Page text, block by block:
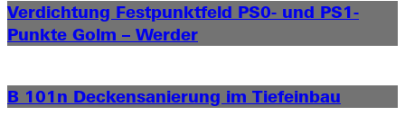
Verdichtung Fest­punktfeld PS0- und PS1-
Punkte Golm – Werder
B 101n Deckensanierung im Tiefeinbau